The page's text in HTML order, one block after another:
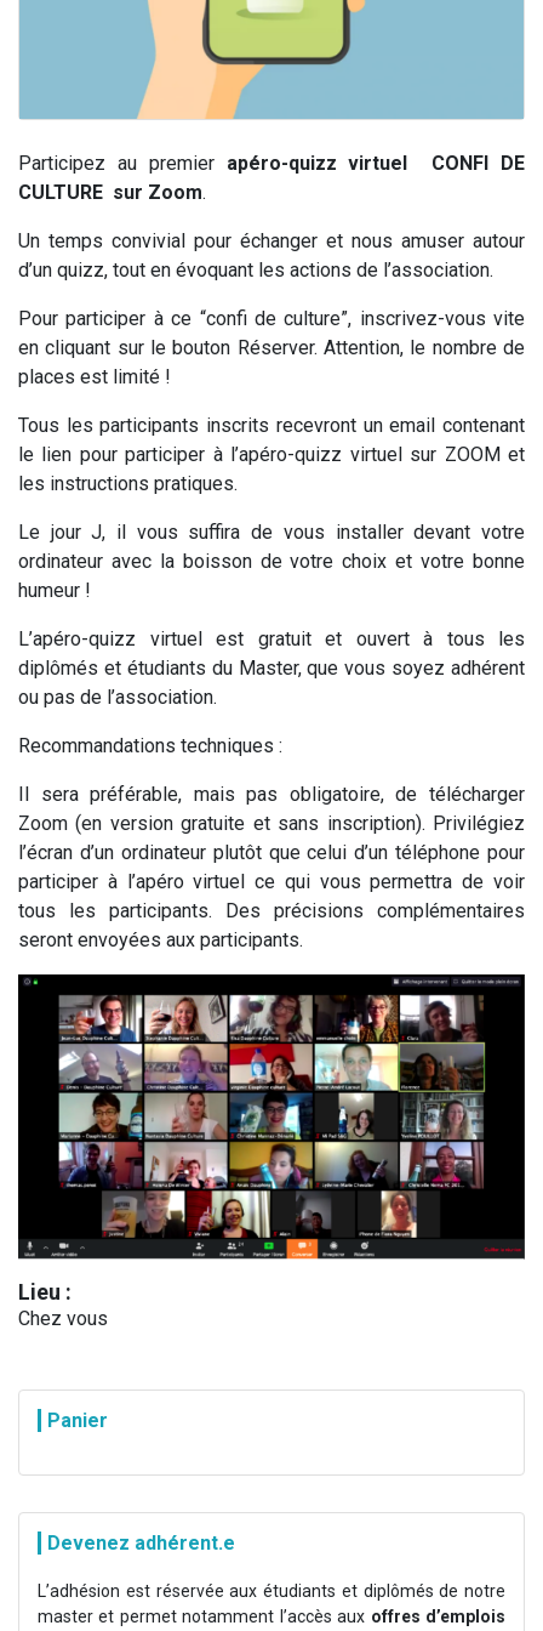
Participez au premier apéro-quizz virtuel CONFI DE
CULTURE sur Zoom.
Un temps convivial pour échanger et nous amuser autour
d’un quizz, tout en évoquant les actions de l’association.
Pour participer à ce “confi de culture”, inscrivez-vous vite
en cliquant sur le bouton Réserver. Attention, le nombre de
places est limité !
Tous les participants inscrits recevront un email contenant
le lien pour participer à l’apéro-quizz virtuel sur ZOOM et
les instructions pratiques.
Le jour J, il vous suffira de vous installer devant votre
ordinateur avec la boisson de votre choix et votre bonne
humeur !
L’apéro-quizz virtuel est gratuit et ouvert à tous les
diplômés et étudiants du Master, que vous soyez adhérent
ou pas de l’association.
Recommandations techniques :
Il sera préférable, mais pas obligatoire, de télécharger
Zoom (en version gratuite et sans inscription). Privilégiez
l’écran d’un ordinateur plutôt que celui d’un téléphone pour
participer à l’apéro virtuel ce qui vous permettra de voir
tous les participants. Des précisions complémentaires
seront envoyées aux participants.
Lieu :
Chez vous
Panier
Devenez adhérent.e
L’adhésion est réservée aux étudiants et diplômés de notre
master et permet notamment l’accès aux offres d’emplois